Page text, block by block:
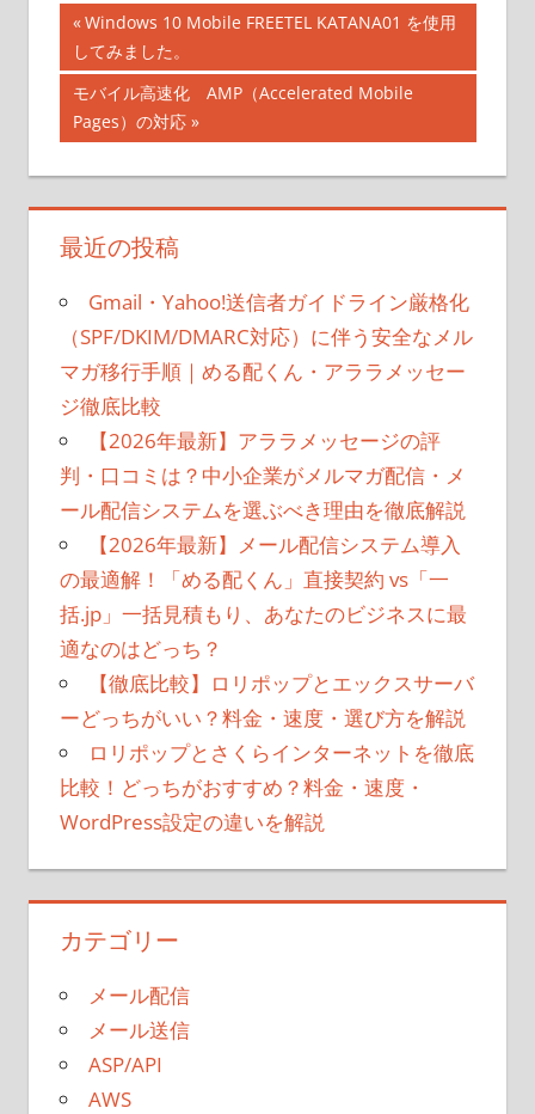
投
稿
ナ
ビ
ゲ
ー
シ
ョ
ン
前
の
記
事:
Windows 10 Mobile FREETEL KATANA01 を使用
してみました。
次
の
記
事:
モバイル高速化 AMP（Accelerated Mobile
Pages）の対応
最近の投稿
Gmail・Yahoo!送信者ガイドライン厳格化
（SPF/DKIM/DMARC対応）に伴う安全なメル
マガ移行手順｜める配くん・アララメッセー
ジ徹底比較
【2026年最新】アララメッセージの評
判・口コミは？中小企業がメルマガ配信・メ
ール配信システムを選ぶべき理由を徹底解説
【2026年最新】メール配信システム導入
の最適解！「める配くん」直接契約 vs「一
括.jp」一括見積もり、あなたのビジネスに最
適なのはどっち？
【徹底比較】ロリポップとエックスサーバ
ーどっちがいい？料金・速度・選び方を解説
ロリポップとさくらインターネットを徹底
比較！どっちがおすすめ？料金・速度・
WordPress設定の違いを解説
カテゴリー
メール配信
メール送信
ASP/API
AWS